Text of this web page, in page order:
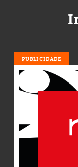
PUBLICIDADE